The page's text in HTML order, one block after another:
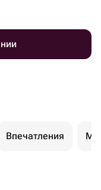
Впечатления